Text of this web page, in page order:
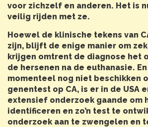
voor zichzelf en anderen. Het is
veilig rijden met ze.
Hoewel de klinische tekens van
zijn, blijft de enige manier om
krijgen omtrent de diagnose het
de hersenen na de euthanasie.
momenteel nog niet beschikken
genentest op CA, is er in de USA
extensief onderzoek gaande om
identificeren en zo’n test te
onderzoek aan te zwengelen en